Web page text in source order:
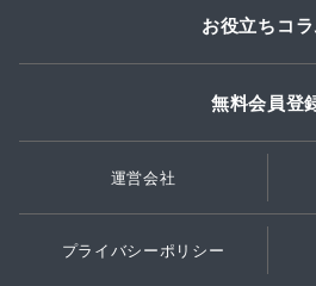
お役立ちコ
無料会員登
運営会社
プライバシーポリシー